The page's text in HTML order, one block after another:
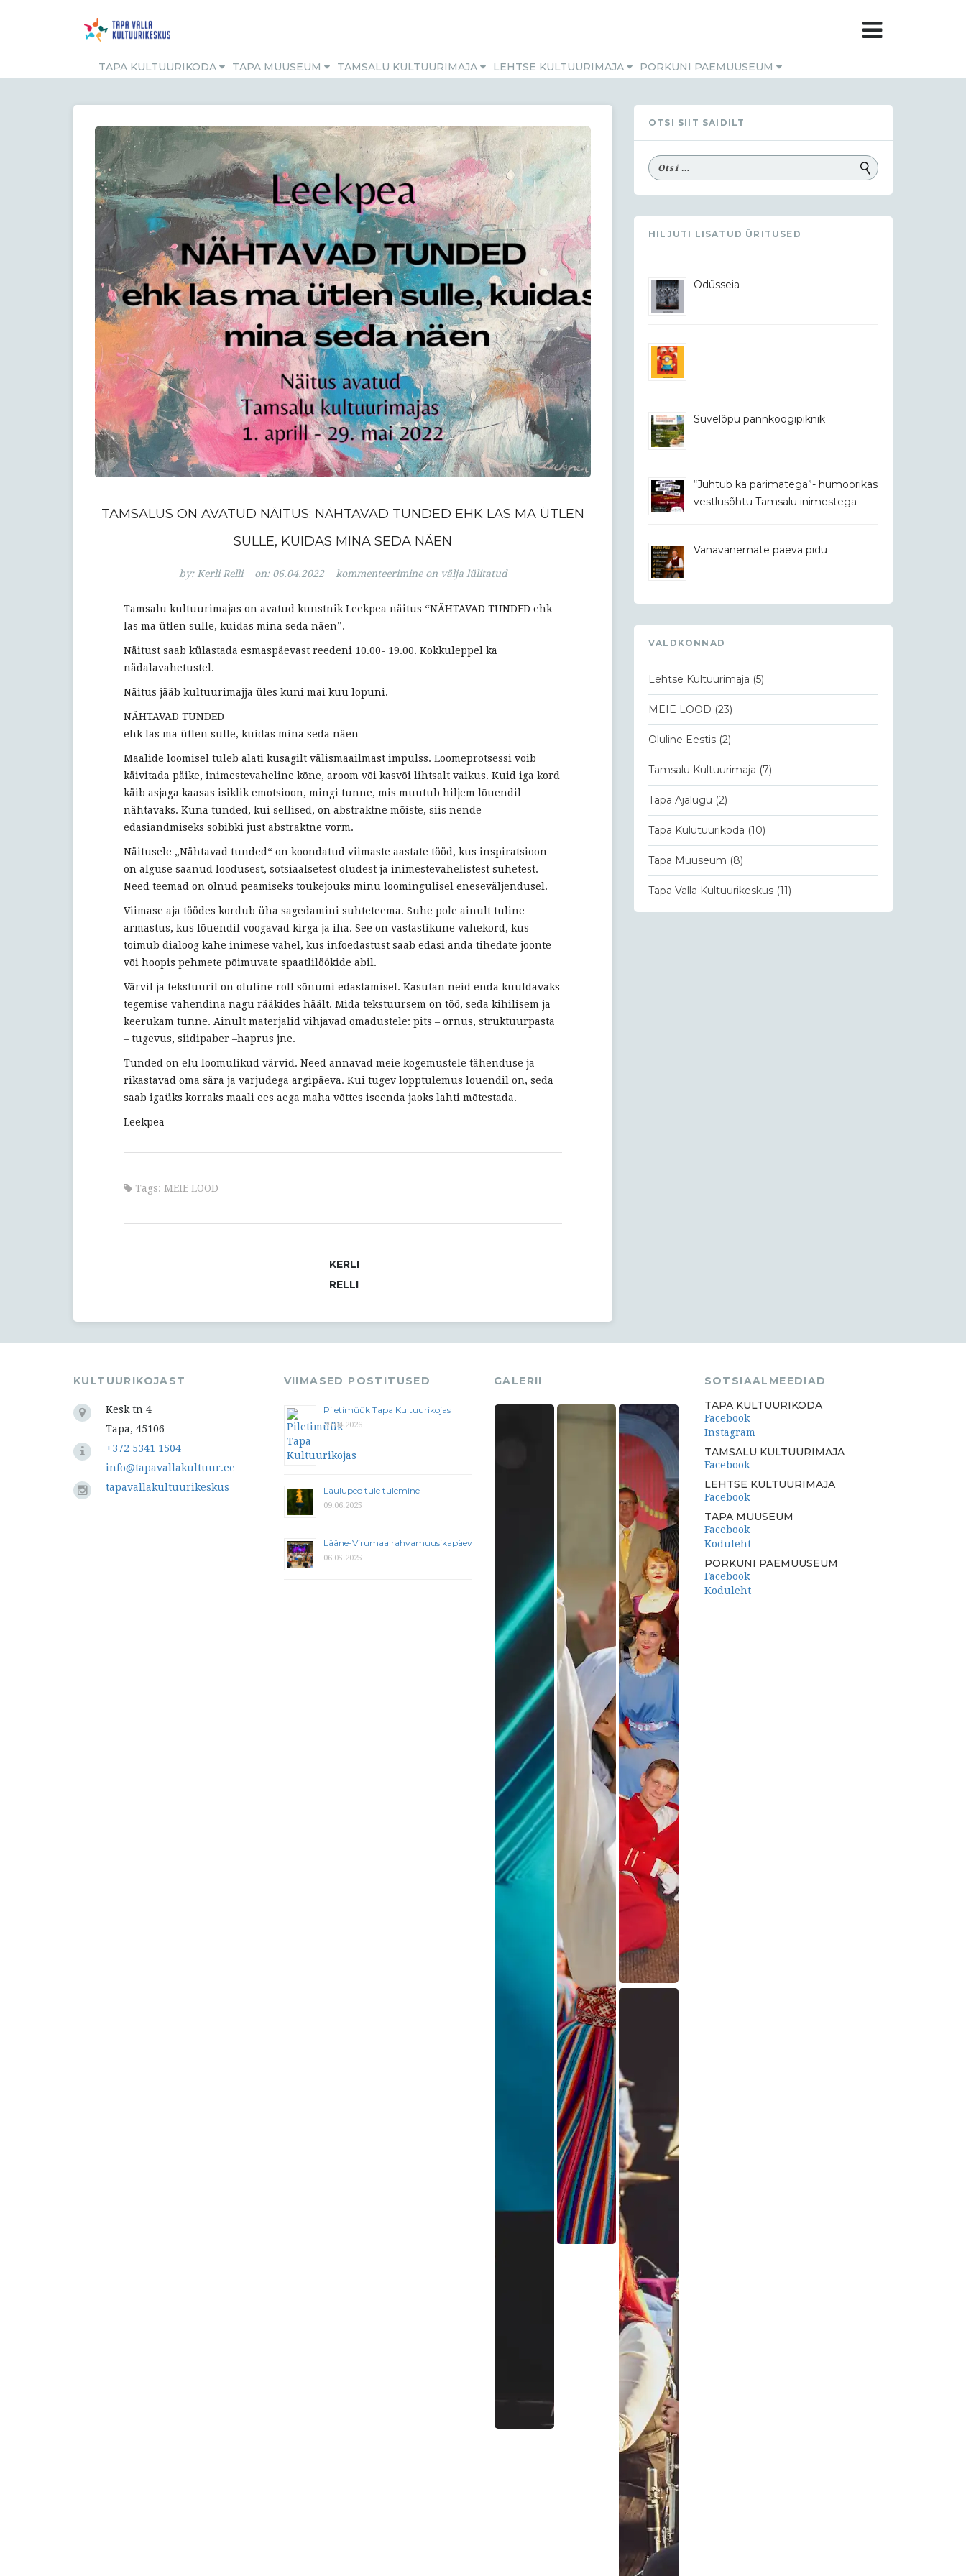
TAPA KULTUURIKODA TAPA MUUSEUM TAMSALU KULTUURIMAJA LEHTSE KULTUURIMAJA PORKUNI PAEMUUSEUM
TAMSALUS ON AVATUD NÄITUS: NÄHTAVAD TUNDED EHK LAS MA ÜTLEN
SULLE, KUIDAS MINA SEDA NÄEN
by: Kerli Relli on: 06.04.2022
Tamsalus
avatud
näitus:
las
ütlen
kuidas
mina
seda
näen
kommenteerimine on välja lülitatud
Tamsalu kultuurimajas on avatud kunstnik Leekpea näitus “NÄHTAVAD TUNDED ehk
las ma ütlen sulle, kuidas mina seda näen”.
Näitust saab külastada esmaspäevast reedeni 10.00- 19.00. Kokkuleppel ka
nädalavahetustel.
Näitus jääb kultuurimajja üles kuni mai kuu lõpuni.
NÄHTAVAD TUNDED
ehk las ma ütlen sulle, kuidas mina seda näen
Maalide loomisel tuleb alati kusagilt välismaailmast impulss. Loomeprotsessi võib
käivitada päike, inimestevaheline kõne, aroom või kasvõi lihtsalt vaikus. Kuid iga kord
käib asjaga kaasas isiklik emotsioon, mingi tunne, mis muutub hiljem lõuendil
nähtavaks. Kuna tunded, kui sellised, on abstraktne mõiste, siis nende
edasiandmiseks sobibki just abstraktne vorm.
Näitusele „Nähtavad tunded“ on koondatud viimaste aastate tööd, kus inspiratsioon
on alguse saanud loodusest, sotsiaalsetest oludest ja inimestevahelistest suhetest.
Need teemad on olnud peamiseks tõukejõuks minu loomingulisel eneseväljendusel.
Viimase aja töödes kordub üha sagedamini suhteteema. Suhe pole ainult tuline
armastus, kus lõuendil voogavad kirga ja iha. See on vastastikune vahekord, kus
toimub dialoog kahe inimese vahel, kus infoedastust saab edasi anda tihedate joonte
või hoopis pehmete põimuvate spaatlilöökide abil.
Värvil ja tekstuuril on oluline roll sõnumi edastamisel. Kasutan neid enda kuuldavaks
tegemise vahendina nagu rääkides häält. Mida tekstuursem on töö, seda kihilisem ja
keerukam tunne. Ainult materjalid vihjavad omadustele: pits – õrnus, struktuurpasta
– tugevus, siidipaber –haprus jne.
Tunded on elu loomulikud värvid. Need annavad meie kogemustele tähenduse ja
rikastavad oma sära ja varjudega argipäeva. Kui tugev lõpptulemus lõuendil on, seda
saab igaüks korraks maali ees aega maha võttes iseenda jaoks lahti mõtestada.
Leekpea
Tags: MEIE LOOD
KERLI
RELLI
OTSI SIIT SAIDILT
HILJUTI LISATUD ÜRITUSED
Odüsseia
Suvelõpu pannkoogipiknik
“Juhtub ka parimatega”- humoorikas
vestlusõhtu Tamsalu inimestega
Vanavanemate päeva pidu
VALDKONNAD
Lehtse Kultuurimaja (5)
MEIE LOOD (23)
Oluline Eestis (2)
Tamsalu Kultuurimaja (7)
Tapa Ajalugu (2)
Tapa Kulutuurikoda (10)
Tapa Muuseum (8)
Tapa Valla Kultuurikeskus (11)
KULTUURIKOJAST
Kesk tn 4
Tapa, 45106
+372 5341 1504
info@tapavallakultuur.ee
tapavallakultuurikeskus
VIIMASED POSTITUSED
Piletimüük Tapa Kultuurikojas
29.04.2026
Laulupeo tule tulemine
09.06.2025
Lääne-Virumaa rahvamuusikapäev
06.05.2025
GALERII
SOTSIAALMEEDIAD
TAPA KULTUURIKODA
Facebook
Instagram
TAMSALU KULTUURIMAJA
Facebook
LEHTSE KULTUURIMAJA
Facebook
TAPA MUUSEUM
Facebook
Koduleht
PORKUNI PAEMUUSEUM
Facebook
Koduleht